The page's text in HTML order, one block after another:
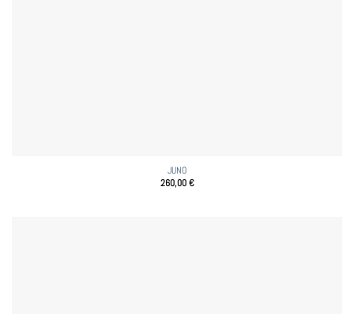
JUNO
260,00€